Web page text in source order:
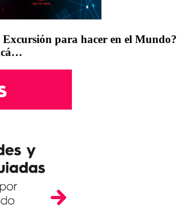
Excursión para hacer en el Mundo?